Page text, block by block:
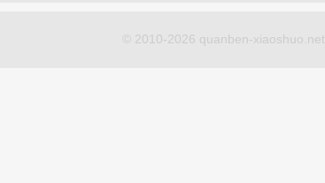
© 2010-2026 quanben-xiaoshuo.net